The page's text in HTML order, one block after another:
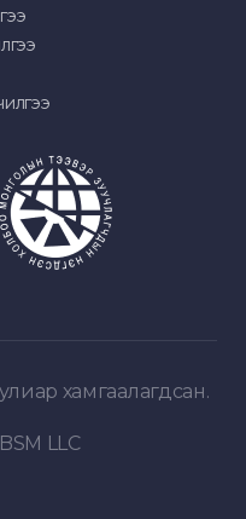
хамгаалагдсан.
LLC